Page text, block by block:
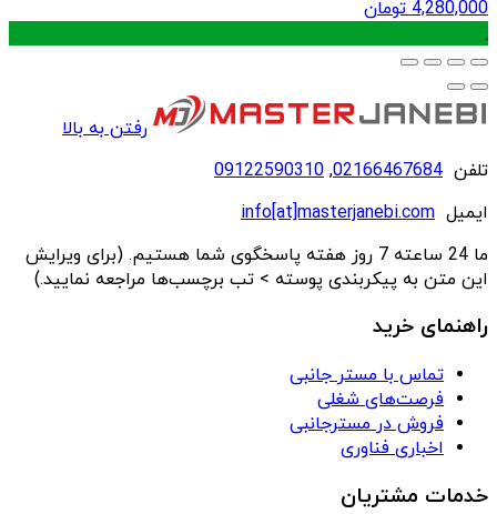
4,280,000 تومان
.
رفتن به بالا
تلفن 02166467684
,
09122590310
ایمیل info[at]masterjanebi.com
ما 24 ساعته 7 روز هفته پاسخگوی شما هستیم. (برای ویرایش
این متن به پیکربندی پوسته > تب برچسب‌ها مراجعه نمایید.)
راهنمای خرید
تماس با مستر جانبی
فرصت‌های شغلی
فروش در مسترجانبی
اخباری فناوری
خدمات مشتریان